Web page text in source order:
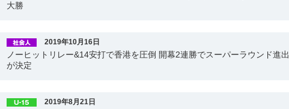
大勝
2019年10月16日
ノーヒットリレー&14安打で香港を圧倒 開幕2連勝でスーパーラウンド進出
が決定
2019年8月21日